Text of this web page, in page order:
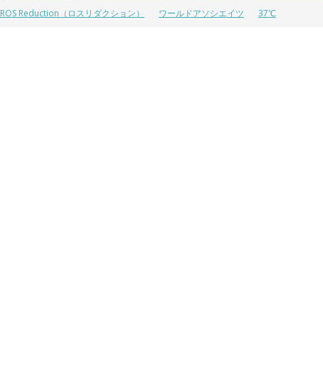
ROS Reduction（ロスリダクション）
ワールドアソシエイツ 37℃